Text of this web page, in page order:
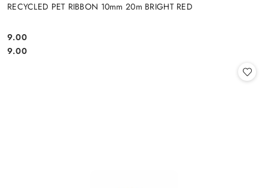
RECYCLED PET RIBBON 10mm 20m BRIGHT RED
Cena:
9.00
Cena:
9.00